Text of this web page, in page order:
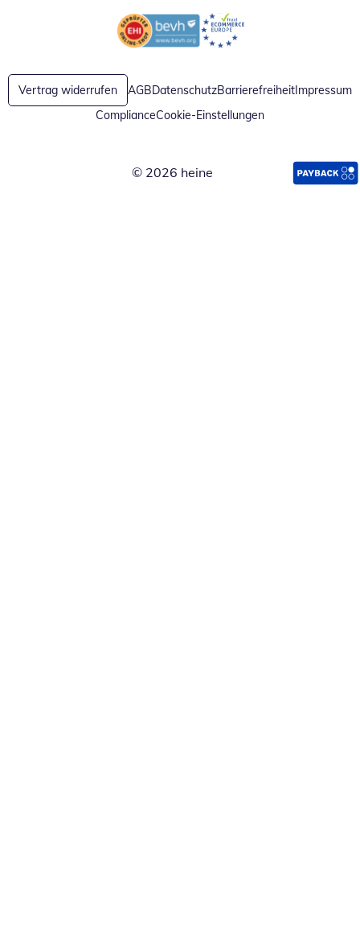
Öffnet in neuem FensterÖffnet in neuem Fenster
Vertrag widerrufen AGBDatenschutzBarrierefreiheitImpressum
ComplianceCookie-Einstellungen
© 2026 heine